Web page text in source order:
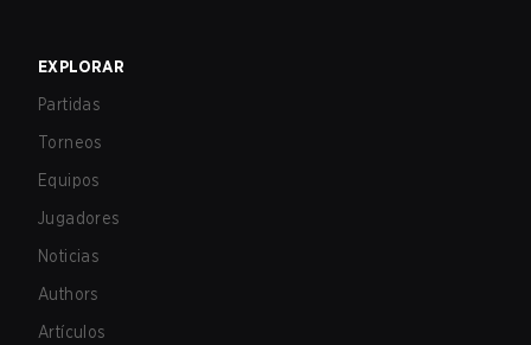
EXPLORAR
Partidas
Torneos
Equipos
Jugadores
Noticias
Authors
Artículos